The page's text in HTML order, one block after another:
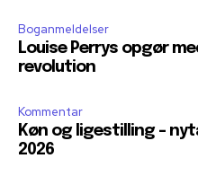
Boganmeldelser
Louise Perrys opgør
revolution
Kommentar
Køn og ligestilling –
2026